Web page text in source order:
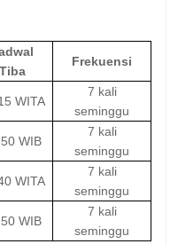
Tiba
Frekuensi
WITA
7 kali
seminggu
WIB
7 kali
seminggu
WITA
7 kali
seminggu
WIB
7 kali
seminggu